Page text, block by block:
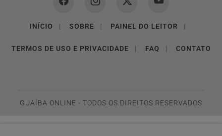
INÍCIO | SOBRE | PAINEL DO LEITOR |
TERMOS DE USO E PRIVACIDADE | FAQ | CONTATO
GUAÍBA ONLINE - TODOS OS DIREITOS RESERVADOS